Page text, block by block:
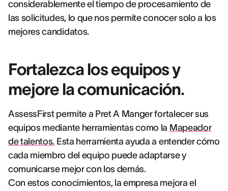
considerablemente el tiempo de procesamiento de
las solicitudes, lo que nos permite conocer solo a los
mejores candidatos.
Fortalezca los equipos y
mejore la comunicación.
AssessFirst permite a Pret A Manger fortalecer sus
equipos mediante herramientas como la Mapeador
de talentos. Esta herramienta ayuda a entender cómo
cada miembro del equipo puede adaptarse y
comunicarse mejor con los demás.
Con estos conocimientos, la empresa mejora el